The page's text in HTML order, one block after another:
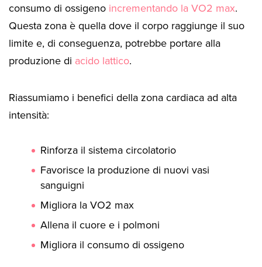
consumo di ossigeno incrementando la VO2 max.
Questa zona è quella dove il corpo raggiunge il suo
limite e, di conseguenza, potrebbe portare alla
produzione di acido lattico.
Riassumiamo i benefici della zona cardiaca ad alta
intensità:
Rinforza il sistema circolatorio
Favorisce la produzione di nuovi vasi
sanguigni
Migliora la VO2 max
Allena il cuore e i polmoni
Migliora il consumo di ossigeno